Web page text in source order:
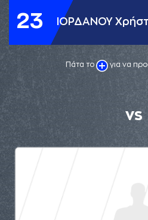
23 ΙΟΡΔΑΝΟΥ
Πάτα το για να
VS